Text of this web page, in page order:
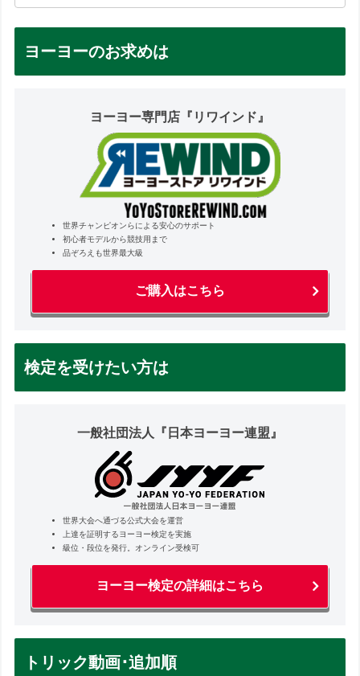
ヨーヨーのお求めは
ヨーヨー専門店『リワインド』
世界チャンピオンらによる安心のサポート
初心者モデルから競技用まで
品ぞろえも世界最大級
ご購入はこちら
検定を受けたい方は
一般社団法人『日本ヨーヨー連盟』
世界大会へ通づる公式大会を運営
上達を証明するヨーヨー検定を実施
級位・段位を発行。オンライン受検可
ヨーヨー検定の詳細はこちら
トリック動画･追加順